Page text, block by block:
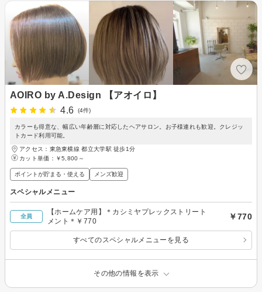
AOIRO by A.Design 【アオイロ】
4.6
(4件)
カラーも得意な、幅広い年齢層に対応したヘアサロン。お子様連れも歓迎。クレジッ
トカード利用可能。
アクセス：東急東横線 都立大学駅 徒歩1分
カット単価： ￥5,800～
ポイントが貯まる・使える メンズ歓迎
スペシャルメニュー
全員
【ホームケア用】＊カシミヤプレックストリート
メント＊￥770
￥770
すべてのスペシャルメニューを見る
その他の情報を表示